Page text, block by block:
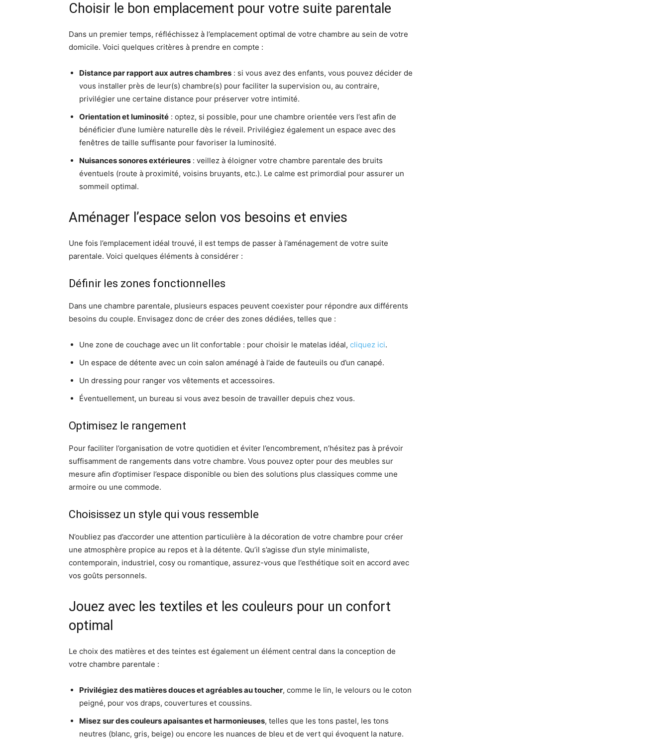
Choisir le bon emplacement pour votre suite parentale
Dans un premier temps, réfléchissez à l’emplacement optimal de votre chambre au sein de votre
domicile. Voici quelques critères à prendre en compte :
Distance par rapport aux autres chambres : si vous avez des enfants, vous pouvez décider de
vous installer près de leur(s) chambre(s) pour faciliter la supervision ou, au contraire,
privilégier une certaine distance pour préserver votre intimité.
Orientation et luminosité : optez, si possible, pour une chambre orientée vers l’est afin de
bénéficier d’une lumière naturelle dès le réveil. Privilégiez également un espace avec des
fenêtres de taille suffisante pour favoriser la luminosité.
Nuisances sonores extérieures : veillez à éloigner votre chambre parentale des bruits
éventuels (route à proximité, voisins bruyants, etc.). Le calme est primordial pour assurer un
sommeil optimal.
Aménager l’espace selon vos besoins et envies
Une fois l’emplacement idéal trouvé, il est temps de passer à l’aménagement de votre suite
parentale. Voici quelques éléments à considérer :
Définir les zones fonctionnelles
Dans une chambre parentale, plusieurs espaces peuvent coexister pour répondre aux différents
besoins du couple. Envisagez donc de créer des zones dédiées, telles que :
Une zone de couchage avec un lit confortable : pour choisir le matelas idéal, cliquez ici.
Un espace de détente avec un coin salon aménagé à l’aide de fauteuils ou d’un canapé.
Un dressing pour ranger vos vêtements et accessoires.
Éventuellement, un bureau si vous avez besoin de travailler depuis chez vous.
Optimisez le rangement
Pour faciliter l’organisation de votre quotidien et éviter l’encombrement, n’hésitez pas à prévoir
suffisamment de rangements dans votre chambre. Vous pouvez opter pour des meubles sur
mesure afin d’optimiser l’espace disponible ou bien des solutions plus classiques comme une
armoire ou une commode.
Choisissez un style qui vous ressemble
N’oubliez pas d’accorder une attention particulière à la décoration de votre chambre pour créer
une atmosphère propice au repos et à la détente. Qu’il s’agisse d’un style minimaliste,
contemporain, industriel, cosy ou romantique, assurez-vous que l’esthétique soit en accord avec
vos goûts personnels.
Jouez avec les textiles et les couleurs pour un confort
optimal
Le choix des matières et des teintes est également un élément central dans la conception de
votre chambre parentale :
Privilégiez des matières douces et agréables au toucher, comme le lin, le velours ou le coton
peigné, pour vos draps, couvertures et coussins.
Misez sur des couleurs apaisantes et harmonieuses, telles que les tons pastel, les tons
neutres (blanc, gris, beige) ou encore les nuances de bleu et de vert qui évoquent la nature.